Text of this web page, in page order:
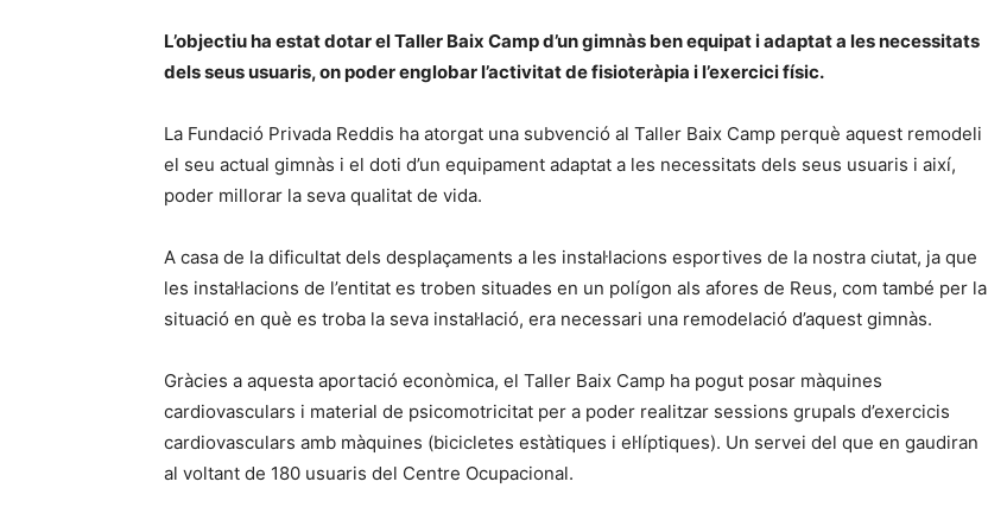
L’objectiu ha estat dotar el Taller Baix Camp d’un gimnàs ben equipat i adaptat a les necessitats
dels seus usuaris, on poder englobar l’activitat de fisioteràpia i l’exercici físic.
La Fundació Privada Reddis ha atorgat una subvenció al Taller Baix Camp perquè aquest remodeli
el seu actual gimnàs i el doti d’un equipament adaptat a les necessitats dels seus usuaris i així,
poder millorar la seva qualitat de vida.
A casa de la dificultat dels desplaçaments a les instal·lacions esportives de la nostra ciutat, ja que
les instal·lacions de l’entitat es troben situades en un polígon als afores de Reus, com també per la
situació en què es troba la seva instal·lació, era necessari una remodelació d’aquest gimnàs.
Gràcies a aquesta aportació econòmica, el Taller Baix Camp ha pogut posar màquines
cardiovasculars i material de psicomotricitat per a poder realitzar sessions grupals d’exercicis
cardiovasculars amb màquines (bicicletes estàtiques i el·líptiques). Un servei del que en gaudiran
al voltant de 180 usuaris del Centre Ocupacional.